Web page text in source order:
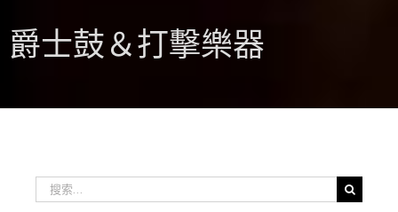
爵士鼓＆打擊樂器
索